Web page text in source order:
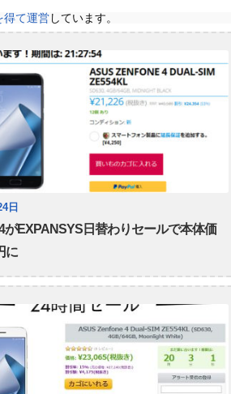
得て運営しています。
日
がEXPANSYS日替わりセールで本体価
に